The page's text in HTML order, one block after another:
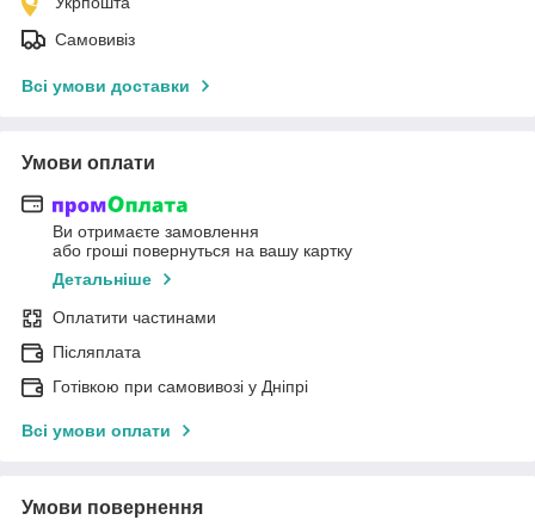
Самовивіз
Всі умови доставки
Умови оплати
Ви отримаєте замовлення
або гроші повернуться на вашу картку
Детальніше
Оплатити частинами
Післяплата
Готівкою при самовивозі у Дніпрі
Всі умови оплати
Умови повернення